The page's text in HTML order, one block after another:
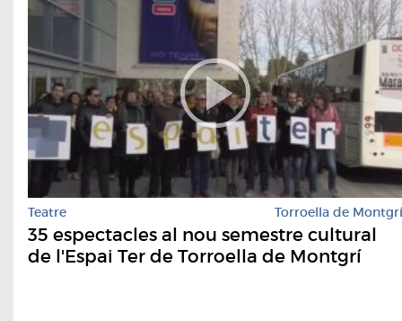
Teatre Torroella de Montgrí
35 espectacles al nou semestre cultural
de l'Espai Ter de Torroella de Montgrí